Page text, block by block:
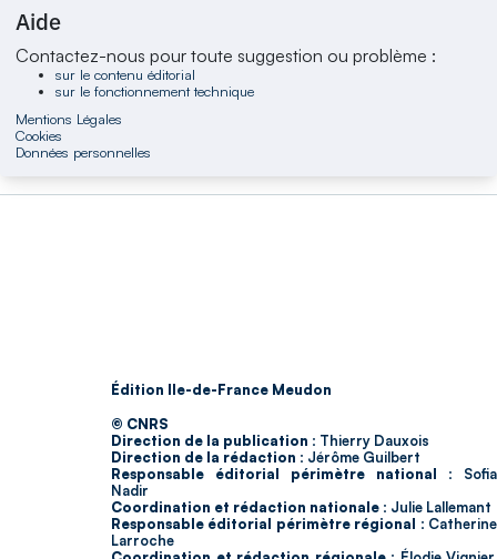
Aide
Contactez-nous pour toute suggestion ou problème :
sur le contenu éditorial
sur le fonctionnement technique
Mentions Légales
Cookies
Données personnelles
Édition Ile-de-France Meudon
© CNRS
Direction de la publication : Thierry Dauxois
Direction de la rédaction : Jérôme Guilbert
Responsable éditorial périmètre national : Sofia
Nadir
Coordination et rédaction nationale : Julie Lallemant
Responsable éditorial périmètre régional : Catherine
Larroche